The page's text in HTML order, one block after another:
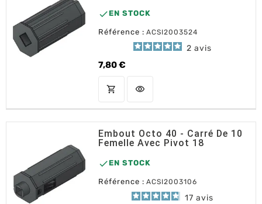
 EN STOCK
Référence : ACSI2003524
2 avis
7,80 €
Prix
shopping_cart AJOUTER AU PANIER
visibility
Embout Octo 40 - Carré De 10
Femelle Avec Pivot 18
 EN STOCK
Référence : ACSI2003106
17 avis